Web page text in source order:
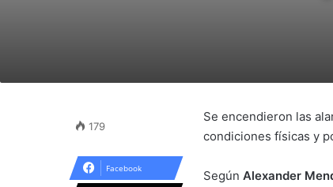
Se encendieron las
condiciones físicas y
Según Alexander
179
Facebook